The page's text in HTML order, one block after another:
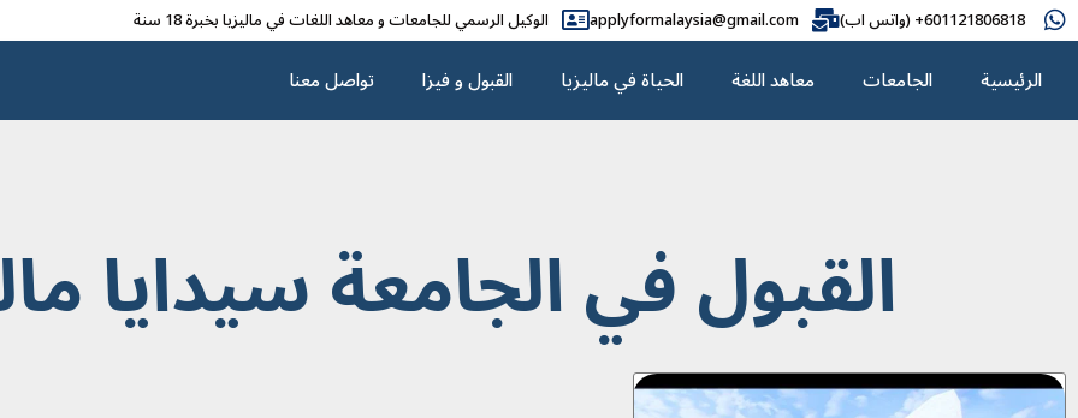
601121806818+ (واتس اب) applyformalaysia@gmail.com الوکیل الرسمي للجامعات و معاهد اللغات في مالیزیا بخبرة 18 سنة
الرئيسية الجامعات معاهد اللغة الحياة في ماليزيا القبول و فیزا تواصل معنا
القبول في الجامعة سيدايا